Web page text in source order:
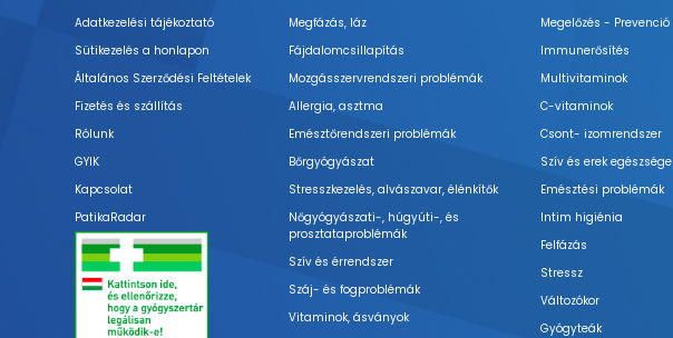
Adatkezelési tájékoztató
Sütikezelés a honlapon
Általános Szerződési Feltételek
Fizetés és szállítás
Rólunk
GYIK
Kapcsolat
PatikaRadar
Megfázás, láz
Fájdalomcsillapítás
Mozgásszervrendszeri problémák
Allergia, asztma
Emésztőrendszeri problémák
Bőrgyógyászat
Stresszkezelés, alvászavar, élénkítők
Nőgyógyászati-, húgyúti-, és
prosztataproblémák
Szív és érrendszer
Száj- és fogproblémák
Vitaminok, ásványok
Megelőzés - Prevenció
Immunerősítés
Multivitaminok
C-vitaminok
Csont- izomrendszer
Szív és erek egészsége
Emésztési problémák
Intim higiénia
Felfázás
Stressz
Változókor
Gyógyteák